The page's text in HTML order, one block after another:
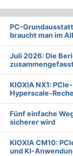
PC-
braucht man im
Juli 2026: Die
zusammengefasst
KIOXIA NX1:
Hyperscale-
Fünf einfache
sicherer wird
KIOXIA CM10:
und KI-